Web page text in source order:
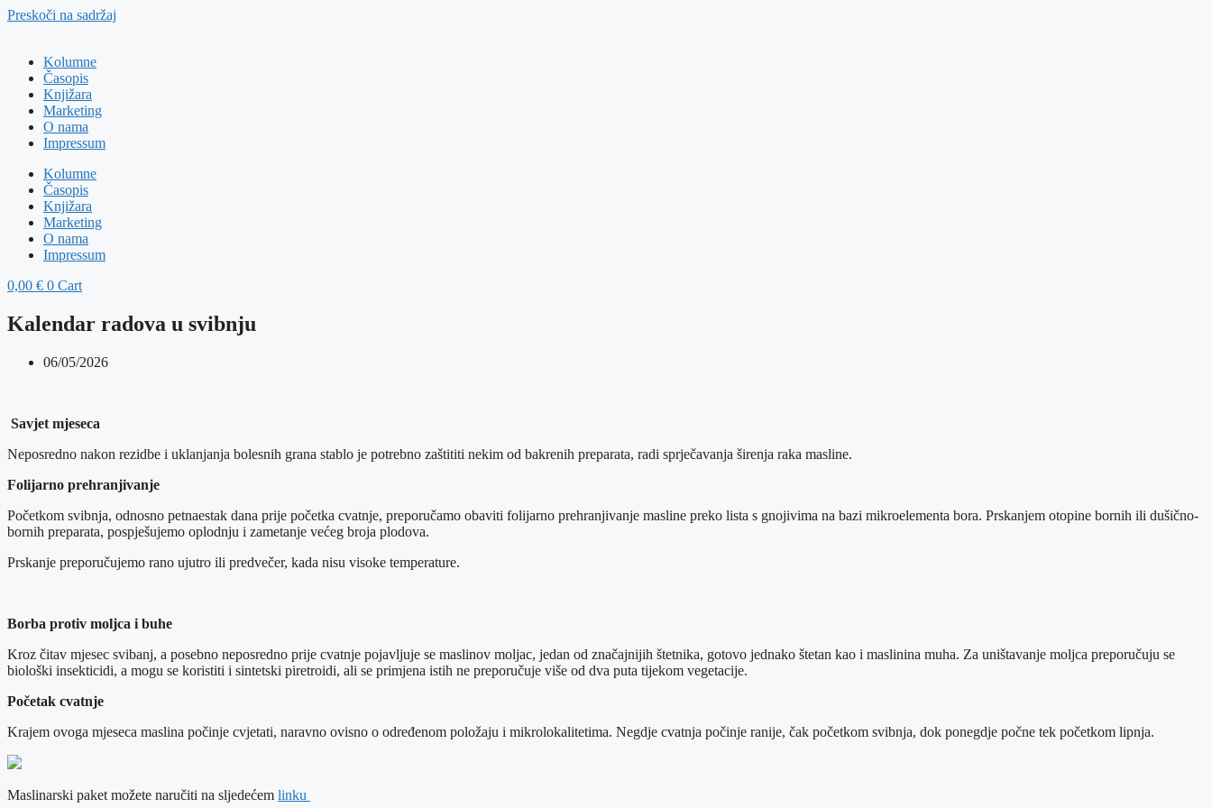
Preskoči na sadržaj
Kolumne
Časopis
Knjižara
Marketing
O nama
Impressum
Kolumne
Časopis
Knjižara
Marketing
O nama
Impressum
0,00 € 0 Cart
Kalendar radova u svibnju
06/05/2026
Savjet mjeseca
Neposredno nakon rezidbe i uklanjanja bolesnih grana stablo je potrebno zaštititi nekim od bakrenih preparata, radi sprječavanja širenja raka masline.
Folijarno prehranjivanje
Početkom svibnja, odnosno petnaestak dana prije početka cvatnje, preporučamo obaviti folijarno prehranjivanje masline preko lista s gnojivima na bazi mikroelementa bora. Prskanjem otopine bornih ili dušično-
bornih preparata, pospješujemo oplodnju i zametanje većeg broja plodova.
Prskanje preporučujemo rano ujutro ili predvečer, kada nisu visoke temperature.
Borba protiv moljca i buhe
Kroz čitav mjesec svibanj, a posebno neposredno prije cvatnje pojavljuje se maslinov moljac, jedan od značajnijih štetnika, gotovo jednako štetan kao i maslinina muha. Za uništavanje moljca preporučuju se
biološki insekticidi, a mogu se koristiti i sintetski piretroidi, ali se primjena istih ne preporučuje više od dva puta tijekom vegetacije.
Početak cvatnje
Krajem ovoga mjeseca maslina počinje cvjetati, naravno ovisno o određenom položaju i mikrolokalitetima. Negdje cvatnja počinje ranije, čak početkom svibnja, dok ponegdje počne tek početkom lipnja.
Maslinarski paket možete naručiti na sljedećem linku